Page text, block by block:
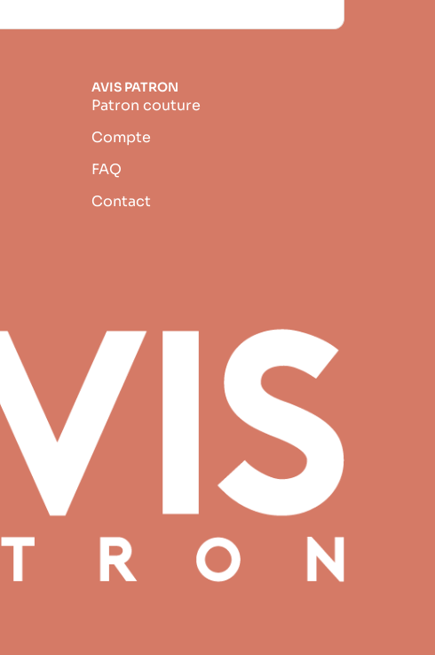
AVIS PATRON
Patron couture
Compte
FAQ
Contact